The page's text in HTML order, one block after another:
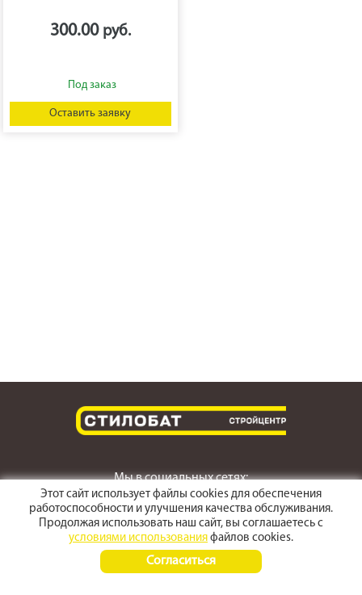
300.00
Оставить заявку
Мы в социальных сетях:
г. Светлоград,
ул. Пушкина 167
Этот сайт использует файлы cookies для обеспечения
работоспособности и улучшения качества обслуживания.
Продолжая использовать наш сайт, вы соглашаетесь с
условиями использования файлов cookies.
Согласиться